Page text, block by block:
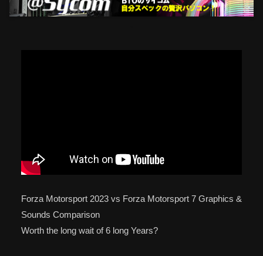
Forza Motorsport 2023 vs Forza Motorsport 7 Graphics &
Sounds Comparison
Worth the long wait of 6 long Years?